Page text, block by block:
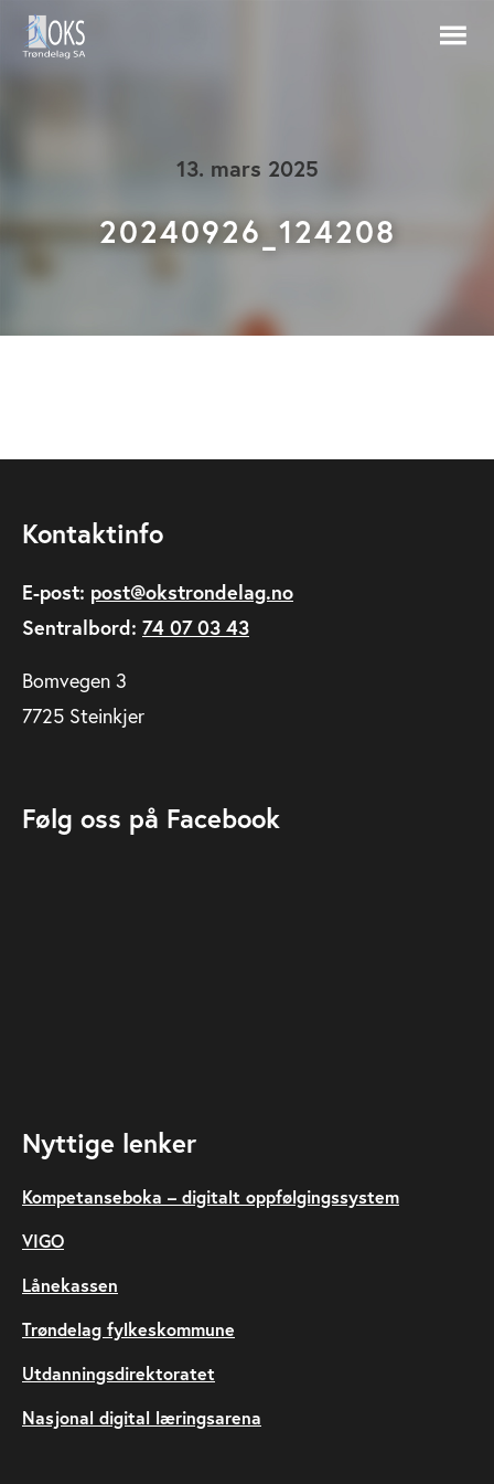
13. mars 2025
20240926_124208
Kontaktinfo
E-post: post@okstrondelag.no
Sentralbord: 74 07 03 43
Bomvegen 3
7725 Steinkjer
Følg oss på Facebook
Nyttige lenker
Kompetanseboka – digitalt oppfølgingssystem
VIGO
Lånekassen
Trøndelag fylkeskommune
Utdanningsdirektoratet
Nasjonal digital læringsarena